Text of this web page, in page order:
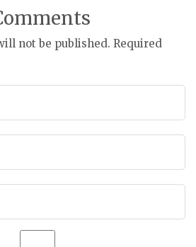
not be published. Required